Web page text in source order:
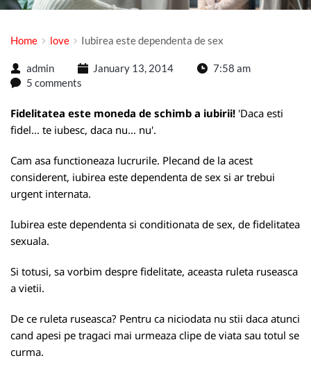
Home love Iubirea este dependenta de sex
admin January 13, 2014
7:58 am
5 comments
Fidelitatea este moneda de schimb a iubirii! 'Daca esti
fidel... te iubesc, daca nu... nu'.
Cam asa functioneaza lucrurile. Plecand de la acest
considerent, iubirea este dependenta de sex si ar trebui
urgent internata.
Iubirea este dependenta si conditionata de sex, de fidelitatea
sexuala.
Si totusi, sa vorbim despre fidelitate, aceasta ruleta ruseasca
a vietii.
De ce ruleta ruseasca? Pentru ca niciodata nu stii daca atunci
cand apesi pe tragaci mai urmeaza clipe de viata sau totul se
curma.